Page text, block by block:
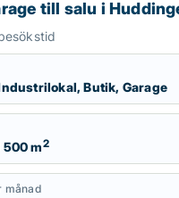
till salu i
m.fl.
Butik, Garage
m2
månad